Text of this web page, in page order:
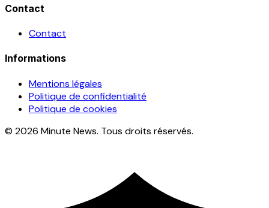
Contact
Contact
Informations
Mentions légales
Politique de confidentialité
Politique de cookies
© 2026 Minute News. Tous droits réservés.